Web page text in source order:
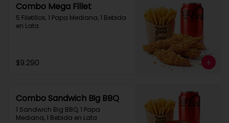
Combo Mega Fillet
5 Filetillos, 1 Papa Mediana, 1 Bebida
en Lata
$9.290
Combo Sandwich Big BBQ
1 Sandwich Big BBQ, 1 Papa
Mediana, 1 Bebida en Lata